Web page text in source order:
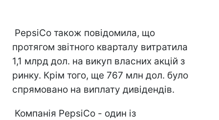
PepsiСo також повідомила, що
протягом звітного кварталу витратила
1,1 млрд дол. на викуп власних акцій з
ринку. Крім того, ще 767 млн дол. було
спрямовано на виплату дивідендів.
Компанія PepsiСo - один із